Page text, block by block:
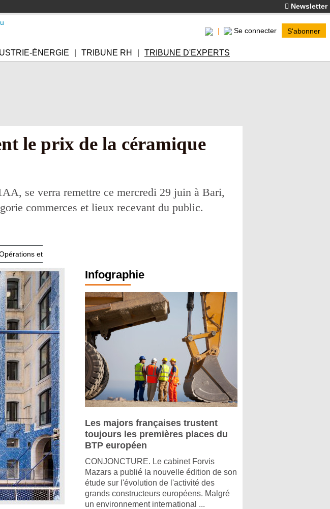
Newsletter
Se connecter S'abonner
ÉNERGIE TRIBUNE RH TRIBUNE D'EXPERTS
le prix de la céramique
se verra remettre ce mercredi 29 juin à Bari,
commerces et lieux recevant du public.
et
Infographie
Les majors françaises trustent
toujours les premières places du
BTP européen
CONJONCTURE. Le cabinet Forvis
Mazars a publié la nouvelle édition de son
étude sur l'évolution de l'activité des
grands constructeurs européens. Malgré
un environnement international ...